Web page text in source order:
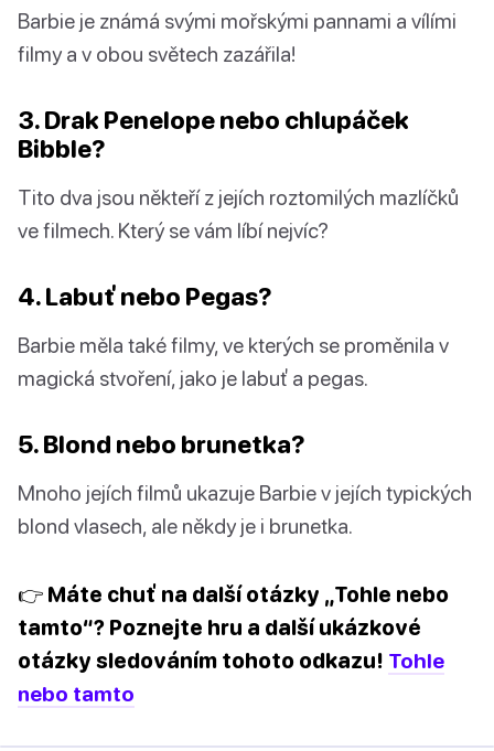
Barbie je známá svými mořskými pannami a vílími
filmy a v obou světech zazářila!
3. Drak Penelope nebo chlupáček
Bibble?
Tito dva jsou někteří z jejích roztomilých mazlíčků
ve filmech. Který se vám líbí nejvíc?
4. Labuť nebo Pegas?
Barbie měla také filmy, ve kterých se proměnila v
magická stvoření, jako je labuť a pegas.
5. Blond nebo brunetka?
Mnoho jejích filmů ukazuje Barbie v jejích typických
blond vlasech, ale někdy je i brunetka.
👉 Máte chuť na další otázky „Tohle nebo
tamto“? Poznejte hru a další ukázkové
otázky sledováním tohoto odkazu! Tohle
nebo tamto